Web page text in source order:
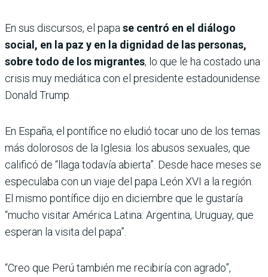
En sus discursos, el papa se centró en el diálogo
social, en la paz y en la dignidad de las personas,
sobre todo de los migrantes, lo que le ha costado una
crisis muy mediática con el presidente estadounidense
Donald Trump.
En España, el pontífice no eludió tocar uno de los temas
más dolorosos de la Iglesia: los abusos sexuales, que
calificó de “llaga todavía abierta”. Desde hace meses se
especulaba con un viaje del papa León XVI a la región.
El mismo pontífice dijo en diciembre que le gustaría
“mucho visitar América Latina: Argentina, Uruguay, que
esperan la visita del papa”.
“Creo que Perú también me recibiría con agrado”,